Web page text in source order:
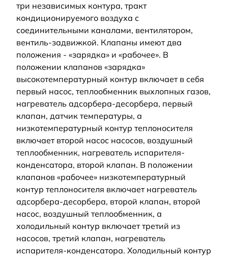
три независимых контура, тракт
кондиционируемого воздуха с
соединительными каналами, вентилятором,
вентиль-задвижкой. Клапаны имеют два
положения - «зарядка» и «рабочее». В
положении клапанов «зарядка»
высокотемпературный контур включает в себя
первый насос, теплообменник выхлопных газов,
нагреватель адсорбера-десорбера, первый
клапан, датчик температуры, а
низкотемпературный контур теплоносителя
включает второй насос насосов, воздушный
теплообменник, нагреватель испарителя-
конденсатора, второй клапан. В положении
клапанов «рабочее» низкотемпературный
контур теплоносителя включает нагреватель
адсорбера-десорбера, второй клапан, второй
насос, воздушный теплообменник, а
холодильный контур включает третий из
насосов, третий клапан, нагреватель
испарителя-конденсатора. Холодильный контур